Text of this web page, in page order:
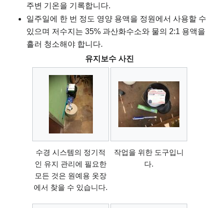
주변 기온을 기록합니다.
일주일에 한 번 정도 영양 용액을 정원에서 사용할 수
있으며 저수지는 35% 과산화수소와 물의 2:1 용액을
흘러 청소해야 합니다.
유지보수 사진
수경 시스템의 정기적
인 유지 관리에 필요한
모든 것은 원예용 옷장
에서 찾을 수 있습니다.
작업을 위한 도구입니
다.